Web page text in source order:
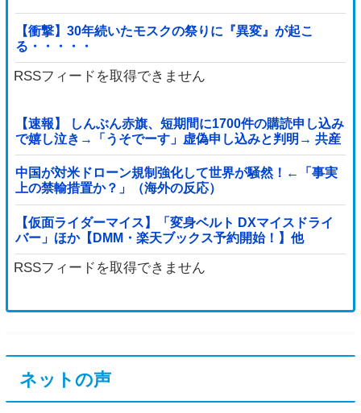
【衝撃】30年続いたモスクの祭りに『異変』が起こ
る・・・・・
RSSフィードを取得できません
【速報】 しんぶん赤旗、短期間に1700件の購読申し込み
で嬉し泣き→「うそでーす」虚偽申し込みと判明→ 共産
党が刑事告訴「厳重な処罰を求める」
中国が対米ドローン規制強化して世界が騒然！←「事実
上の禁輸措置か？」（海外の反応）
【仮面ライダーマイス】「変身ベルト DXマイスドライ
バー」ほか【DMM・楽天ブックス予約開始！】他
RSSフィードを取得できません
ネットの声